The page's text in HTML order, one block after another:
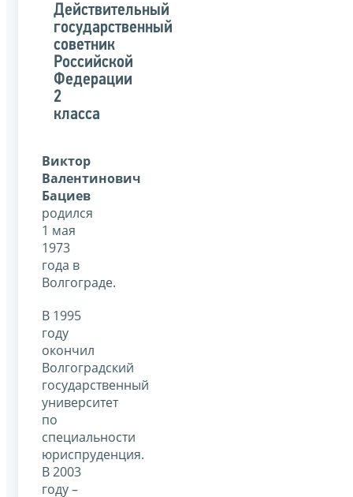
Действительный
государственный
советник
Российской
Федерации
2
класса
Виктор
Валентинович
Бациев
родился
1 мая
1973
года в
Волгограде.
В 1995
году
окончил
Волгоградский
государственный
университет
по
специальности
юриспруденция.
В 2003
году –